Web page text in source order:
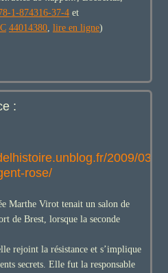
1-874316-37-4et
44014380, lire en ligne)
:
2009/03/
rose/
Marthe Virot tenait un salon de
de Brest, lorsque la seconde
rejoint la résistance et s’implique
secrets. Elle fut la responsable